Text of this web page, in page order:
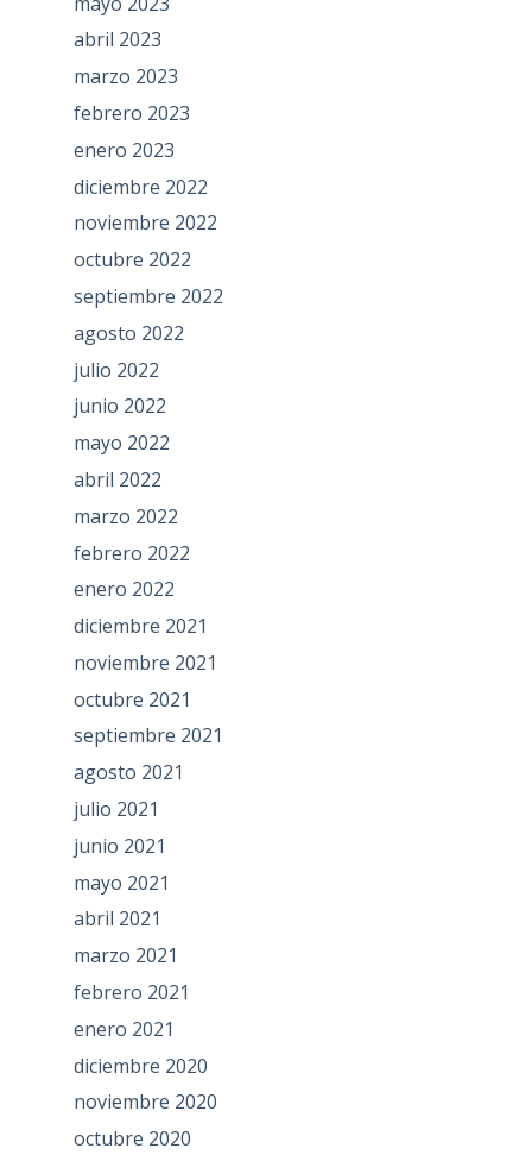
abril 2023
marzo 2023
febrero 2023
enero 2023
diciembre 2022
noviembre 2022
octubre 2022
septiembre 2022
agosto 2022
julio 2022
junio 2022
mayo 2022
abril 2022
marzo 2022
febrero 2022
enero 2022
diciembre 2021
noviembre 2021
octubre 2021
septiembre 2021
agosto 2021
julio 2021
junio 2021
mayo 2021
abril 2021
marzo 2021
febrero 2021
enero 2021
diciembre 2020
noviembre 2020
octubre 2020